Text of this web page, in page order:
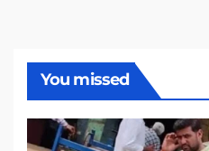
You missed